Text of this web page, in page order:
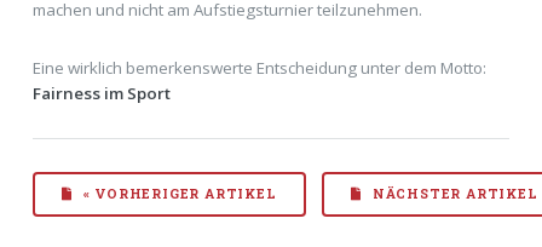
machen und nicht am Aufstiegsturnier teilzunehmen.
Eine wirklich bemerkenswerte Entscheidung unter dem Motto:
Fairness im Sport
« VORHERIGER ARTIKEL NÄCHSTER ARTIKEL